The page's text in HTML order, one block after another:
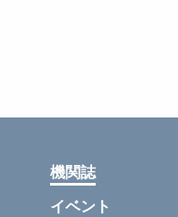
機関誌
イベント